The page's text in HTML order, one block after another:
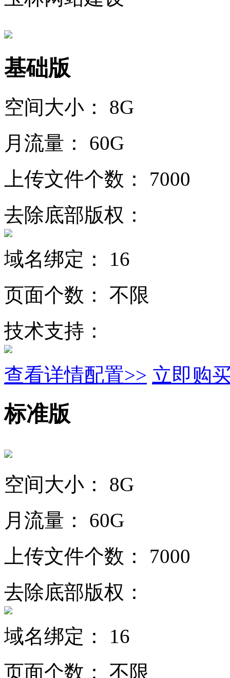
基础版
空间大小：
8G
月流量：
60G
上传文件个数：
7000
去除底部版权：
域名绑定：
16
页面个数：
不限
技术支持：
查看详情配置>> 立即购
标准版
空间大小：
8G
月流量：
60G
上传文件个数：
7000
去除底部版权：
域名绑定：
16
页面个数：
不限